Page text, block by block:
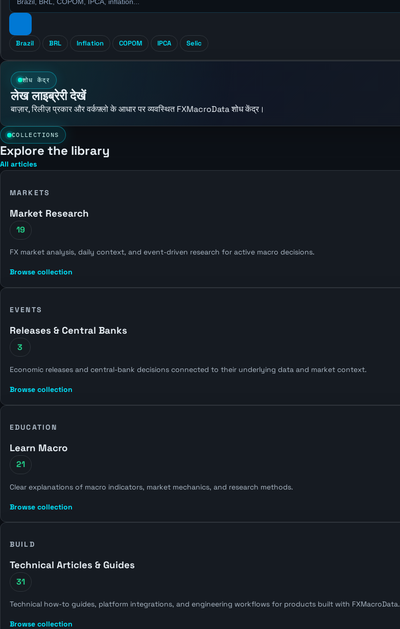
Brazil BRL Inflation COPOM IPCA Selic
शोध केंद्र
लेख लाइब्रेरी देखें
बाज़ार, रिलीज़ प्रकार और वर्कफ़्लो के आधार पर व्यवस्थित FXMacroData शोध केंद्र।
COLLECTIONS
Explore the library
All articles
MARKETS
Market Research
19
FX market analysis, daily context, and event-driven research for active macro decisions.
Browse collection
EVENTS
Releases & Central Banks
3
Economic releases and central-bank decisions connected to their underlying data and market context.
Browse collection
EDUCATION
Learn Macro
21
Clear explanations of macro indicators, market mechanics, and research methods.
Browse collection
BUILD
Technical Articles & Guides
31
Technical how-to guides, platform integrations, and engineering workflows for products built with FXMacroData.
Browse collection